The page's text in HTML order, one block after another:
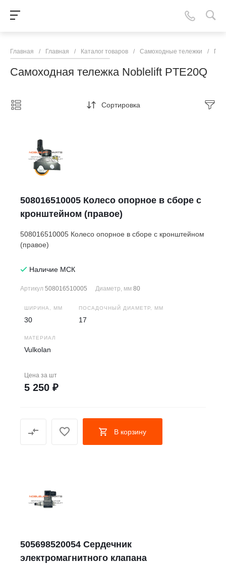
Главная / Главная / Каталог товаров / Самоходные тележки /
Самоходная тележка Noblelift PTE20Q
Сортировка
508016510005 Колесо опорное в сборе с
кронштейном (правое)
508016510005 Колесо опорное в сборе с кронштейном
(правое)
Наличие МСК
Артикул 508016510005 Диаметр, мм 80
ШИРИНА, ММ
30
ПОСАДОЧНЫЙ ДИАМЕТР, ММ
17
МАТЕРИАЛ
Vulkolan
Цена за шт
5 250 ₽
В корзину
505698520054 Сердечник
электромагнитного клапана